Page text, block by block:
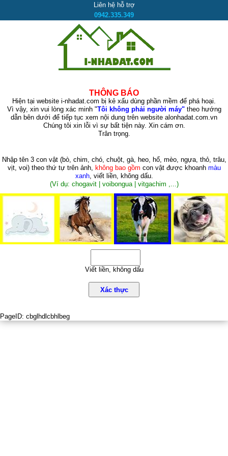
Liên hệ hỗ trợ
0942.335.349
THÔNG BÁO
Hiện tại website i-nhadat.com bị kẻ xấu dùng phần mềm để phá hoại.
Vì vậy, xin vui lòng xác minh "Tôi không phải người máy"theo hướng
dẫn bên dưới để tiếp tục xem nội dung trên website alonhadat.com.vn
Chúng tôi xin lỗi vì sự bất tiện này. Xin cám ơn.
Trân trọng.
Nhập tên 3 con vật (bò, chim, chó, chuột, gà, heo, hổ, mèo, ngựa, thỏ, trâu,
vịt, voi)theo thứ tự trên ảnh, không bao gồm con vật được khoanh màu
xanh, viết liền, không dấu.
(Ví dụ: chogavit | voibongua | vitgachim ,...)
Viết liền, không dấu
Xác thực
PageID: cbglhdlcbhlbeg